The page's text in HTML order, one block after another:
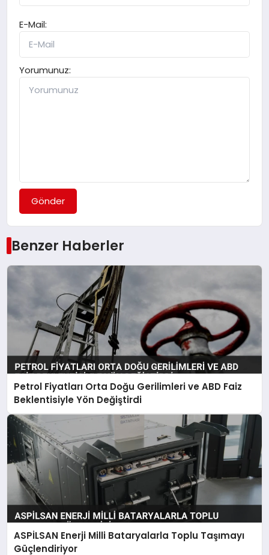
E-Mail:
Yorumunuz:
Gönder
Benzer Haberler
Petrol Fiyatları Orta Doğu Gerilimleri ve ABD Faiz
Beklentisiyle Yön Değiştirdi
ASPİLSAN Enerji Milli Bataryalarla Toplu Taşımayı
Güçlendiriyor